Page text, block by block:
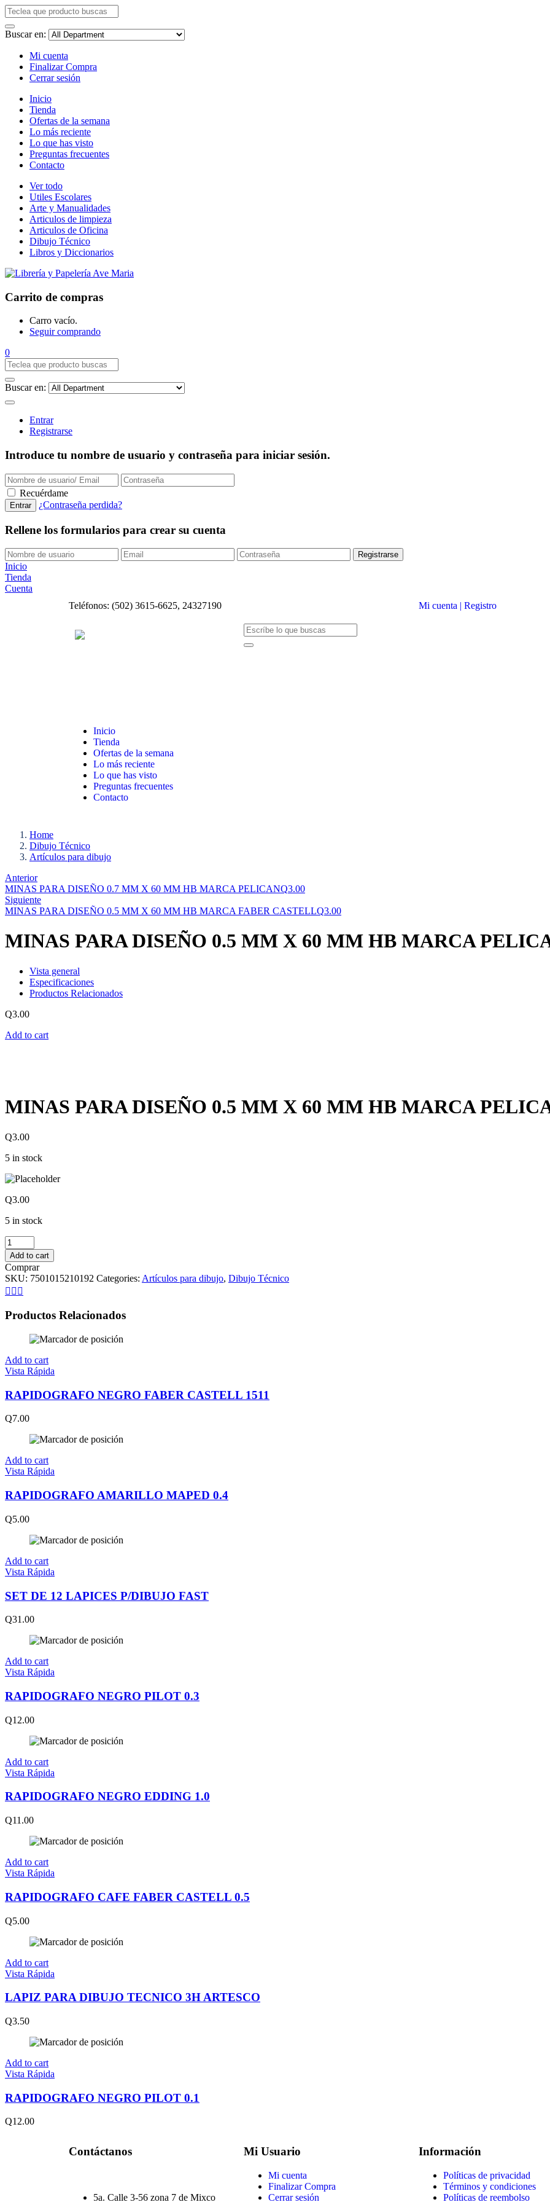
Buscar en:
Mi cuenta
Finalizar Compra
Cerrar sesión
Inicio
Tienda
Ofertas de la semana
Lo más reciente
Lo que has visto
Preguntas frecuentes
Contacto
Ver todo
Utiles Escolares
Arte y Manualidades
Articulos de limpieza
Articulos de Oficina
Dibujo Técnico
Libros y Diccionarios
Carrito de compras
Carro vacío.
Seguir comprando
0
Buscar en:
Entrar
Registrarse
Introduce tu nombre de usuario y contraseña para iniciar sesión.
Recuérdame
¿Contraseña perdida?
Rellene los formularios para crear su cuenta
Inicio
Tienda
Cuenta
Teléfonos: (502) 3615-6625, 24327190
Mi cuenta | Registro
Inicio
Tienda
Ofertas de la semana
Lo más reciente
Lo que has visto
Preguntas frecuentes
Contacto
Home
Dibujo Técnico
Artículos para dibujo
Anterior
MINAS PARA DISEÑO 0.7 MM X 60 MM HB MARCA PELICANQ3.00
Siguiente
MINAS PARA DISEÑO 0.5 MM X 60 MM HB MARCA FABER CASTELLQ3.00
MINAS PARA DISEÑO 0.5 MM X 60 MM HB MARCA
Vista general
Especificaciones
Productos Relacionados
Q3.00
Add to cart
MINAS PARA DISEÑO 0.5 MM X 60 MM HB MARCA
Q3.00
5 in stock
Q3.00
5 in stock
Add to cart
Comprar
SKU: 7501015210192 Categories: Artículos para dibujo, Dibujo Técnico
Productos Relacionados
Add to cart
Vista Rápida
RAPIDOGRAFO NEGRO FABER CASTELL 1511
Q7.00
Add to cart
Vista Rápida
RAPIDOGRAFO AMARILLO MAPED 0.4
Q5.00
Add to cart
Vista Rápida
SET DE 12 LAPICES P/DIBUJO FAST
Q31.00
Add to cart
Vista Rápida
RAPIDOGRAFO NEGRO PILOT 0.3
Q12.00
Add to cart
Vista Rápida
RAPIDOGRAFO NEGRO EDDING 1.0
Q11.00
Add to cart
Vista Rápida
RAPIDOGRAFO CAFE FABER CASTELL 0.5
Q5.00
Add to cart
Vista Rápida
LAPIZ PARA DIBUJO TECNICO 3H ARTESCO
Q3.50
Add to cart
Vista Rápida
RAPIDOGRAFO NEGRO PILOT 0.1
Q12.00
Contáctanos
5a. Calle 3-56 zona 7 de Mixco
Mi Usuario
Mi cuenta
Finalizar Compra
Cerrar sesión
Información
Políticas de privacidad
Términos y condiciones
Políticas de reembolso